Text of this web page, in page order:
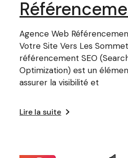
Agence Web
Votre Site Vers Les
référencement SEO
Optimization) est un
assurer la visibilité et
Lire la suite